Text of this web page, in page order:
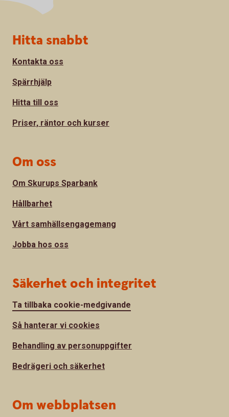
Sidfot
Hitta snabbt
Kontakta oss
Spärrhjälp
Hitta till oss
Priser, räntor och kurser
Om oss
Om Skurups Sparbank
Hållbarhet
Vårt samhällsengagemang
Jobba hos oss
Säkerhet och integritet
Ta tillbaka cookie-medgivande
Så hanterar vi cookies
Behandling av personuppgifter
Bedrägeri och säkerhet
Om webbplatsen